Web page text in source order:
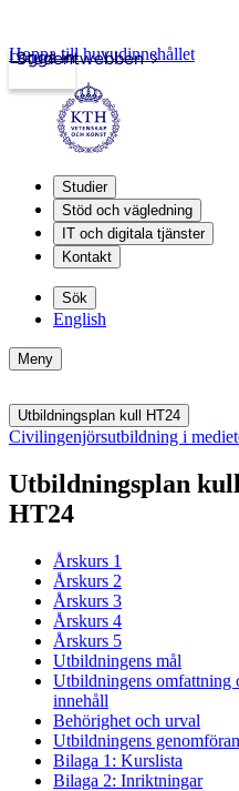
Studentwebben
Logga in
Hoppa till huvudinnehållet
Studier
Stöd och vägledning
IT och digitala tjänster
Kontakt
Sök
English
Meny
Utbildningsplan kull HT24
Civilingenjörsutbildning i
Utbildningsplan kull
HT24
Årskurs 1
Årskurs 2
Årskurs 3
Årskurs 4
Årskurs 5
Utbildningens mål
Utbildningens omfattning
innehåll
Behörighet och urval
Utbildningens
Bilaga 1: Kurslista
Bilaga 2: Inriktningar